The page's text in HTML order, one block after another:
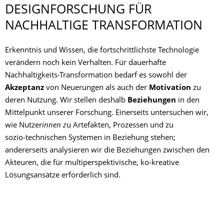
DESIGNFORSCHUNG FÜR
NACHHALTIGE TRANSFORMATION
Erkenntnis und Wissen, die fortschrittlichste Technologie
verändern noch kein Verhalten. Für dauerhafte
Nachhaltigkeits-Transformation bedarf es sowohl der
Akzeptanz von Neuerungen als auch der Motivation zu
deren Nutzung. Wir stellen deshalb Beziehungen in den
Mittelpunkt unserer Forschung. Einerseits untersuchen wir,
wie Nutzerinnen zu Artefakten, Prozessen und zu
sozio‑technischen Systemen in Beziehung stehen;
andererseits analysieren wir die Beziehungen zwischen den
Akteuren, die für multiperspektivische, ko‑kreative
Lösungsansätze erforderlich sind.